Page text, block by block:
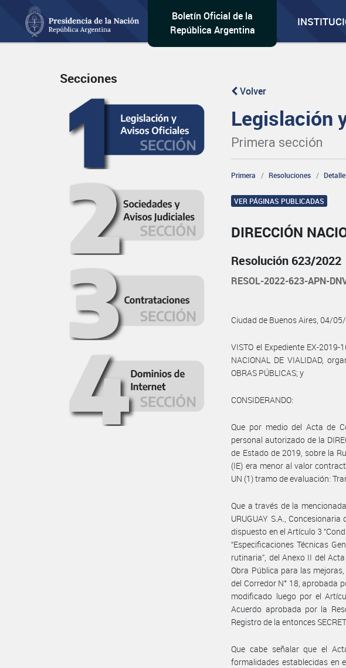
Boletín Oficial de la
República Argentina
Secciones
Volver
Legislación
Primera sección
Primera Resoluciones Detalle
VER PÁGINAS PUBLICADAS
DIRECCIÓN
Resolución 623/2022
RESOL-2022-623-APN-
Ciudad de Buenos Aires, 04/
VISTO el Expediente EX-2019-
NACIONAL DE VIALIDAD,
OBRAS PÚBLICAS; y
CONSIDERANDO:
Que por medio del Acta de
personal autorizado de la
de Estado de 2019, sobre la
(IE) era menor al valor
UN (1) tramo de evaluación:
Que a través de la
URUGUAY S.A.,
dispuesto en el Artículo 3
“Especificaciones Técnicas
rutinaria”, del Anexo II del
Obra Pública para las
del Corredor N° 18, aprobada
modificado luego por el
Acuerdo aprobada por la
Registro de la entonces
Que cabe señalar que el
formalidades establecidas en